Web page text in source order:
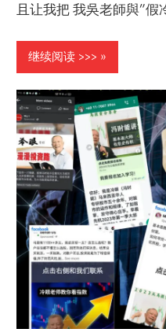
且让我把 我吳老師與”假
继续阅读 >>>